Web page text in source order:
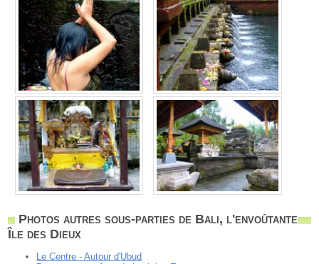
Photos autres sous-parties de Bali, l'envoûtante
Île des Dieux
Le Centre - Autour d'Ubud